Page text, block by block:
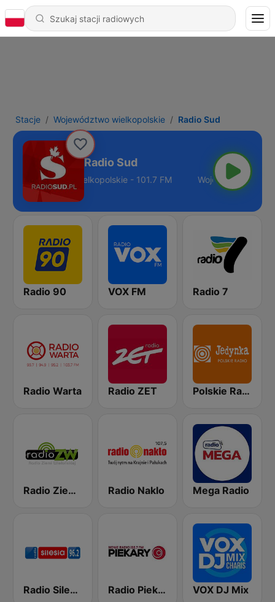
Stacje Województwo wielkopolskie Radio Sud
Radio Sud
Województwo wielkopolskie - 101.7 FM
Radio 90 VOX FM Radio 7
Radio Warta Radio ZET Polskie Radio Program I (PR1) Jedynka
Radio Ziemi Wieluńskiej Radio Naklo Mega Radio
Radio Silesia Radio Piekary VOX DJ Mix